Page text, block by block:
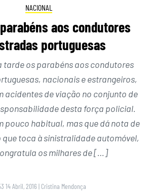
NACIONAL
parabéns aos condutores
portuguesas
tarde os parabéns aos condutores
nacionais e estrangeiros,
acidentes de viação no conjunto de
desta força policial.
pouco habitual, mas que dá nota de
toca à sinistralidade automóvel,
os milhares de […]
14 Abril, 2016 | Cristina Mendonça